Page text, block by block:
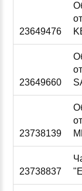
23649476
23649660
23738139
23738837